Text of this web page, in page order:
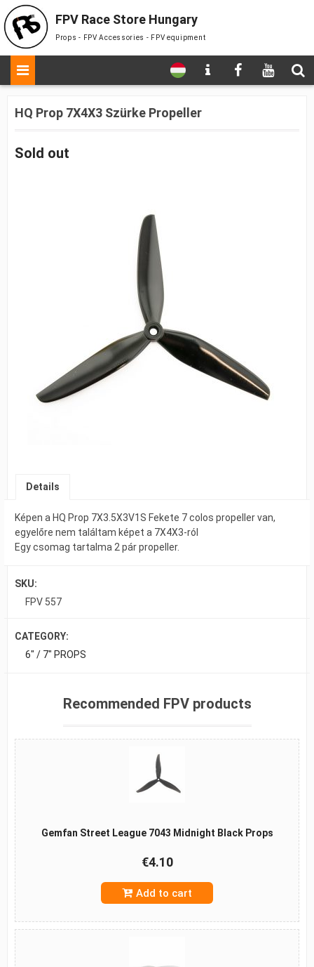
FPV Race Store Hungary
Props - FPV Accessories - FPV equipment
HQ Prop 7X4X3 Szürke Propeller
Sold out
Details
Képen a HQ Prop 7X3.5X3V1S Fekete 7 colos propeller van,
egyelőre nem találtam képet a 7X4X3-ról
Egy csomag tartalma 2 pár propeller.
SKU:
FPV 557
CATEGORY:
6" / 7" PROPS
Recommended FPV products
Gemfan Street League 7043 Midnight Black Props
€4.10
Add to cart